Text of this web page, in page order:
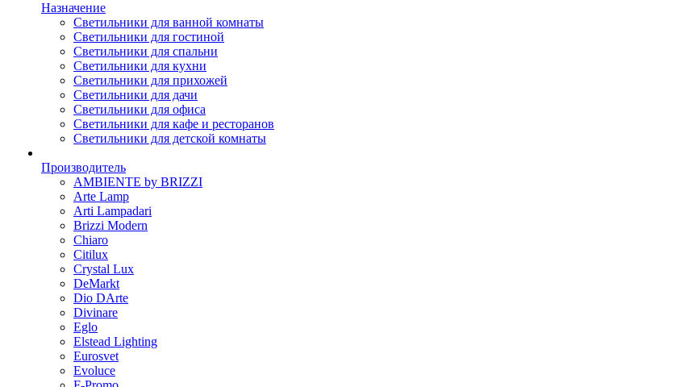
Назначение
Светильники для ванной комнаты
Светильники для гостиной
Светильники для спальни
Светильники для кухни
Светильники для прихожей
Светильники для дачи
Светильники для офиса
Светильники для кафе и ресторанов
Светильники для детской комнаты
Производитель
AMBIENTE by BRIZZI
Arte Lamp
Arti Lampadari
Brizzi Modern
Chiaro
Citilux
Crystal Lux
DeMarkt
Dio DArte
Divinare
Eglo
Elstead Lighting
Eurosvet
Evoluce